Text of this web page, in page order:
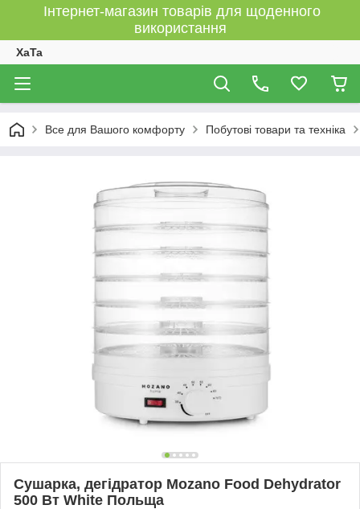
Інтернет-магазин товарів для щоденного
використання
XaTa
Все для Вашого комфорту Побутові товари та техніка
Сушарка, дегідратор Mozano Food Dehydrator
500 Вт White Польща